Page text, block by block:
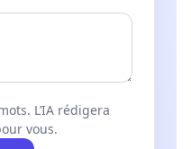
L’IA rédigera
vous.